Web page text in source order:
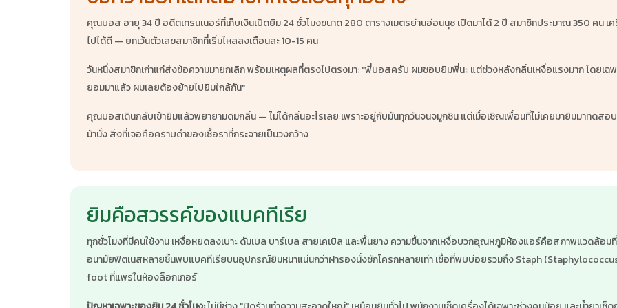
คุณบอส อายุ 34 ปี อดีตเทรนเนอร์ที่เก็บเงินเปิดยิม 24 ชั่วโมงขนาด 280 ตารางเมตรย่านอ่อนนุช เปิดมาได้ 2 ปี สมาชิกประมาณ 350 คน
ไปได้ดี — ยกเว้นตัวเลขสมาชิกที่เริ่มไหลลงเดือนละ 10-15 คน
วันหนึ่งสมาชิกเก่าแก่ส่งข้อความมายกเลิก พร้อมเหตุผลที่ตรงไปตรงมา: "พี่บอสครับ ผมชอบยิมพี่นะ แต่ช่วงหลังกลิ่นเหงื่อแรงมาก โดยเฉพ
ยอมมาแล้ว ผมเลยต้องย้ายไปยิมใกล้กัน"
คุณบอสเดินกลับเข้ายิมแล้วพยายามดมกลิ่น — ไม่ได้กลิ่นอะไรเลย เพราะอยู่กับมันทุกวันจนจมูกชิน แต่เมื่อเชิญเพื่อนที่ไม่เคยมายิมมาทดสอ
ม้านั่ง สิ่งที่เจอคือคราบดำของเชื้อราที่กระจายเป็นวงกว้าง
ยิมคือสวรรค์ของแบคทีเรีย
ทุกชั่วโมงที่มีคนใช้งาน เหงื่อหยดลงเบาะ ดัมเบล บาร์เบล สายเคเบิล และพื้นยาง ความชื้นจากเหงื่อบวกอุณหภูมิห้องแอร์คือสภาพแวดล้อม
อนามัยฟิตเนสหลายชิ้นพบแบคทีเรียบนอุปกรณ์ยิมหนาแน่นกว่าฝารองนั่งชักโครกหลายเท่า เชื้อที่พบบ่อยรวมถึง Staph
foot ที่แพร่ในห้องล็อกเกอร์